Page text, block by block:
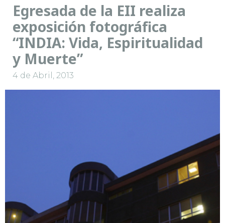
Egresada de la EII realiza
exposición fotográfica
“INDIA: Vida, Espiritualidad
y Muerte”
4 de Abril, 2013